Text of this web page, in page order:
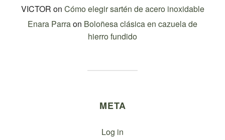
VICTOR on Cómo elegir sartén de acero inoxidable
Enara Parraon Boloñesa clásica en cazuela de
hierro fundido
META
Log in